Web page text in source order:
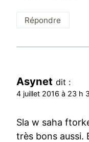
Répondre
Asynet dit :
4 juillet 2016 à 23 h
Sla w saha
très bons aussi.